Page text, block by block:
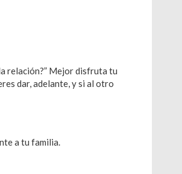
relación?” Mejor disfruta tu
dar, adelante, y si al otro
a tu familia.